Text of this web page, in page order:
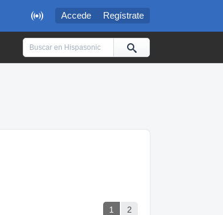
 Accede Regístrate
1 2